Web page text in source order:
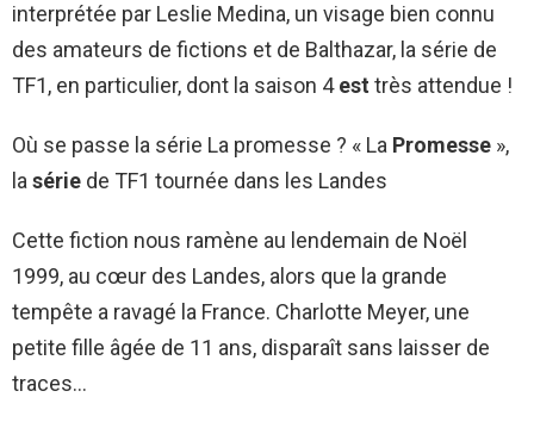
interprétée par Leslie Medina, un visage bien connu
des amateurs de fictions et de Balthazar, la série de
TF1, en particulier, dont la saison 4est très attendue !
Où se passe la série La promesse ? « La Promesse »,
la série de TF1 tournée dans les Landes
Cette fiction nous ramène au lendemain de Noël
1999, au cœur des Landes, alors que la grande
tempête a ravagé la France. Charlotte Meyer, une
petite fille âgée de 11 ans, disparaît sans laisser de
traces…